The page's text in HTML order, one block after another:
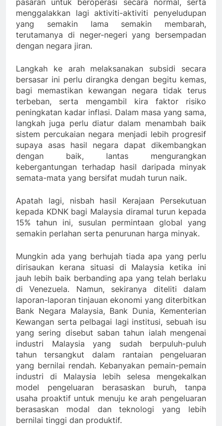
pasaran untuk beroperasi secara normal, serta
menggalakkan lagi aktiviti-aktiviti penyeludupan
yang semakin lama semakin membarah,
terutamanya di neger-negeri yang bersempadan
dengan negara jiran.
Langkah ke arah melaksanakan subsidi secara
bersasar ini perlu dirangka dengan begitu kemas,
bagi memastikan kewangan negara tidak terus
terbeban, serta mengambil kira faktor risiko
peningkatan kadar inflasi. Dalam masa yang sama,
langkah juga perlu diatur dalam menambah baik
sistem percukaian negara menjadi lebih progresif
supaya asas hasil negara dapat dikembangkan
dengan baik, lantas mengurangkan
kebergantungan terhadap hasil daripada minyak
semata-mata yang bersifat mudah turun naik.
Apatah lagi, nisbah hasil Kerajaan Persekutuan
kepada KDNK bagi Malaysia diramal turun kepada
15% tahun ini, susulan permintaan global yang
semakin perlahan serta penurunan harga minyak.
Mungkin ada yang berhujah tiada apa yang perlu
dirisaukan kerana situasi di Malaysia ketika ini
jauh lebih baik berbanding apa yang telah berlaku
di Venezuela. Namun, sekiranya diteliti dalam
laporan-laporan tinjauan ekonomi yang diterbitkan
Bank Negara Malaysia, Bank Dunia, Kementerian
Kewangan serta pelbagai lagi institusi, sebuah isu
yang sering disebut saban tahun ialah mengenai
industri Malaysia yang sudah berpuluh-puluh
tahun tersangkut dalam rantaian pengeluaran
yang bernilai rendah. Kebanyakan pemain-pemain
industri di Malaysia lebih selesa mengekalkan
model pengeluaran berasaskan buruh, tanpa
usaha proaktif untuk menuju ke arah pengeluaran
berasaskan modal dan teknologi yang lebih
bernilai tinggi dan produktif.